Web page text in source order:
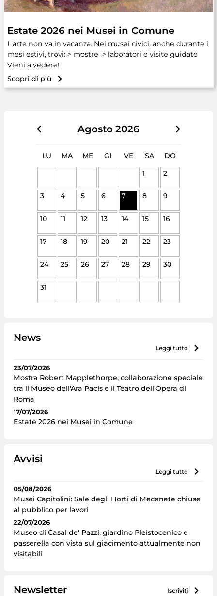
Estate 2026 nei Musei in Comune
L'arte non va in vacanza. Nei musei civici, anche durante i
mesi estivi, trovi: > mostre > laboratori e visite guidate
Vieni a vedere!
Scopri di più
Agosto 2026
LU MA ME GI VE SA
DO
1
2
3 4 5 6 7 8 9
10 11 12 13 14 15 16
17 18 19 20 21 22 23
24 25 26 27 28 29 30
31
News
leggi tutto
23/07/2026
Mostra Robert Mapplethorpe, collaborazione speciale
tra il Museo dell'Ara Pacis e il Teatro dell'Opera di
Roma
17/07/2026
Estate 2026 nei Musei in Comune
Avvisi
leggi tutto
05/08/2026
Musei Capitolini: Sale degli Horti di Mecenate chiuse
al pubblico per lavori
22/07/2026
Museo di Casal de' Pazzi, giardino Pleistocenico e
passerella con vista sul giacimento attualmente non
visitabili
Newsletter iscriviti